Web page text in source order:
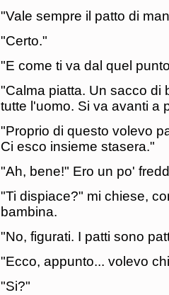
"Vale sempre il patto di
"Certo."
"E come ti va dal quel
"Calma piatta. Un sacco di
tutte l'uomo. Si va avanti a
"Proprio di questo volevo
Ci esco insieme stasera."
"Ah, bene!" Ero un po'
"Ti dispiace?" mi chiese,
bambina.
"No, figurati. I patti sono
"Ecco, appunto... volevo
"Si?"